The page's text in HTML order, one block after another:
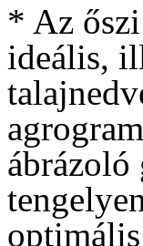
* Az őszi
ideális,